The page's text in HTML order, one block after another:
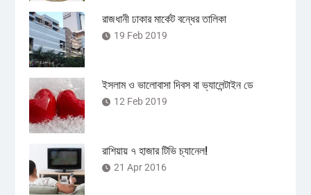
রাজধানী ঢাকার মার্কেট বন্ধের তালিকা
19 Feb 2019
ইসলাম ও ভালোবাসা দিবস বা ভ্যালেন্টাইন ডে
12 Feb 2019
রাশিয়ায় ৭ হাজার টিভি চ্যানেল!
21 Apr 2016